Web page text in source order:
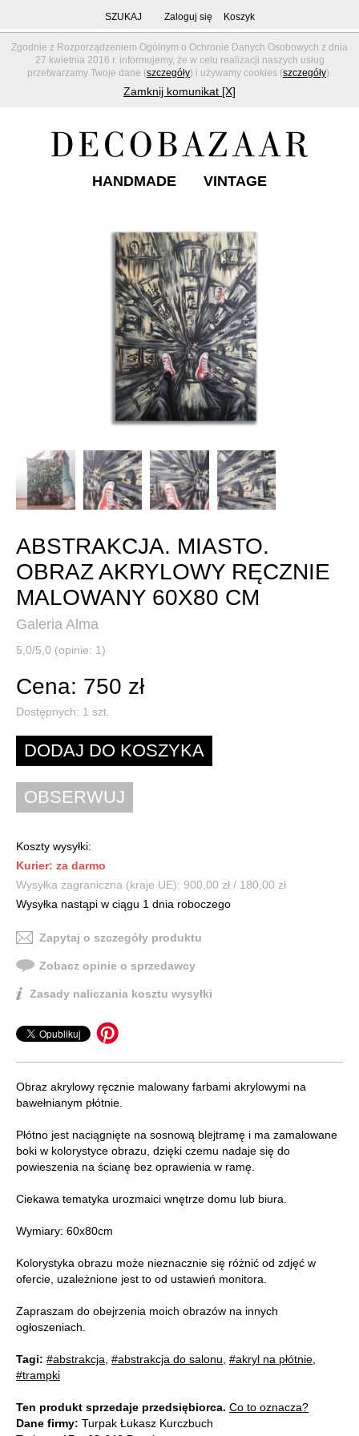
Zgodnie z Rozporządzeniem Ogólnym o Ochronie Danych Osobowych z dnia
27 kwietnia 2016 r. informujemy, że w celu realizacji naszych usług
przetwarzamy Twoje dane (szczegóły) i używamy cookies (szczegóły).
Zamknij komunikat [X]
SZUKAJ Zaloguj się Koszyk
HANDMADE VINTAGE
ABSTRAKCJA. MIASTO.
OBRAZ AKRYLOWY RĘCZNIE
MALOWANY 60X80 CM
Galeria Alma
5,0/5,0 (opinie: 1)
Cena: 750 zł
Dostępnych: 1 szt.
Koszty wysyłki:
Kurier: za darmo
Wysyłka zagraniczna (kraje UE): 900,00 zł / 180,00 zł
Wysyłka nastąpi w ciągu 1 dnia roboczego
Zapytaj o szczegóły produktu
Zobacz opinie o sprzedawcy
Zasady naliczania kosztu wysyłki
Obraz akrylowy ręcznie malowany farbami akrylowymi na
bawełnianym płótnie.
Płótno jest naciągnięte na sosnową blejtramę i ma zamalowane
boki w kolorystyce obrazu, dzięki czemu nadaje się do
powieszenia na ścianę bez oprawienia w ramę.
Ciekawa tematyka urozmaici wnętrze domu lub biura.
Wymiary: 60x80cm
Kolorystyka obrazu może nieznacznie się różnić od zdjęć w
ofercie, uzależnione jest to od ustawień monitora.
Zapraszam do obejrzenia moich obrazów na innych
ogłoszeniach.
Tagi: #abstrakcja #abstrakcja do salonu #akryl na płótnie
#trampki
Ten produkt sprzedaje przedsiębiorca. Co to oznacza?
Dane firmy: Turpak Łukasz Kurczbuch